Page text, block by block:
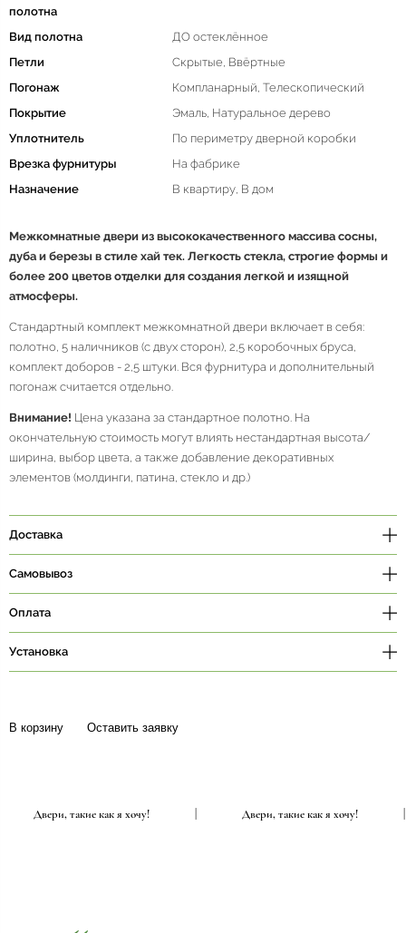
полотна
Вид полотна
ДО остеклённое
Петли
Скрытые, Ввёртные
Погонаж
Компланарный, Телескопический
Покрытие
Эмаль, Натуральное дерево
Уплотнитель
По периметру дверной коробки
Врезка фурнитуры
На фабрике
Назначение
В квартиру, В дом
Межкомнатные двери из высококачественного массива сосны,
дуба и березы в стиле хай тек. Легкость стекла, строгие формы и
более 200 цветов отделки для создания легкой и изящной
атмосферы.
Стандартный комплект межкомнатной двери включает в себя:
полотно, 5 наличников (с двух сторон), 2,5 коробочных бруса,
комплект доборов - 2,5 штуки. Вся фурнитура и дополнительный
погонаж считается отдельно.
Внимание! Цена указана за стандартное полотно. На
окончательную стоимость могут влиять нестандартная высота/
ширина, выбор цвета, а также добавление декоративных
элементов (молдинги, патина, стекло и др.)
Доставка
Самовывоз
Оплата
Установка
В корзину Оставить заявку
Двери, такие как я хочу! Двери, такие как я хочу!